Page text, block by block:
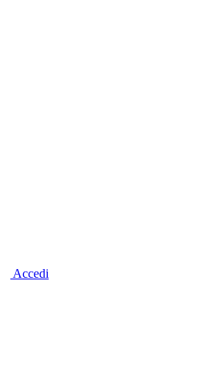
Accedi